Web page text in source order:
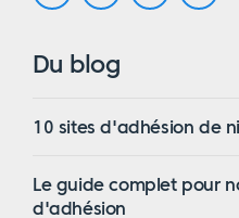
Du blog
10 sites d'adhésion de
Le guide complet pour
d'adhésion